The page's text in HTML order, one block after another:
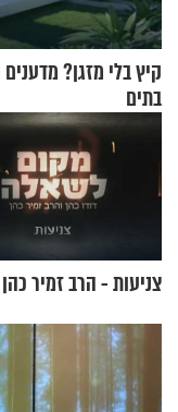
קיץ בלי מזגן?
בתים
צניעות - הרב זמיר כהן